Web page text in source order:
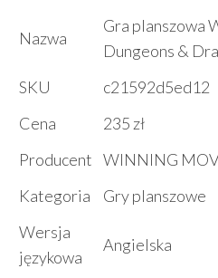
Nazwa
Gra planszowa
Dungeons &
SKU
c21592d5ed12
Cena
235 zł
Producent WINNING
Kategoria
Gry planszowe
Wersja
językowa
Angielska